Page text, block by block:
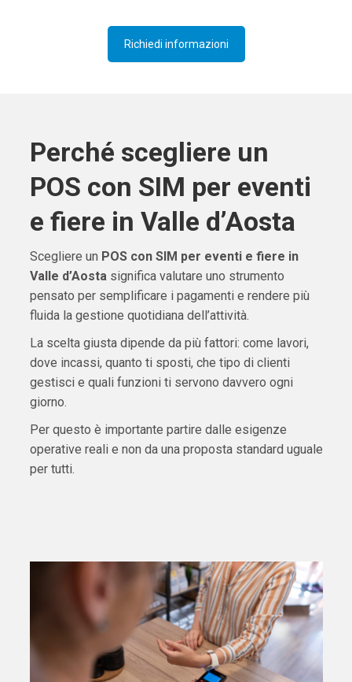
Richiedi informazioni
Perché scegliere un
POS con SIM per eventi
e fiere in Valle d’Aosta
Scegliere un POS con SIM per eventi e fiere in
Valle d’Aostasignifica valutare uno strumento
pensato per semplificare i pagamenti e rendere più
fluida la gestione quotidiana dell’attività.
La scelta giusta dipende da più fattori: come lavori,
dove incassi, quanto ti sposti, che tipo di clienti
gestisci e quali funzioni ti servono davvero ogni
giorno.
Per questo è importante partire dalle esigenze
operative reali e non da una proposta standard uguale
per tutti.